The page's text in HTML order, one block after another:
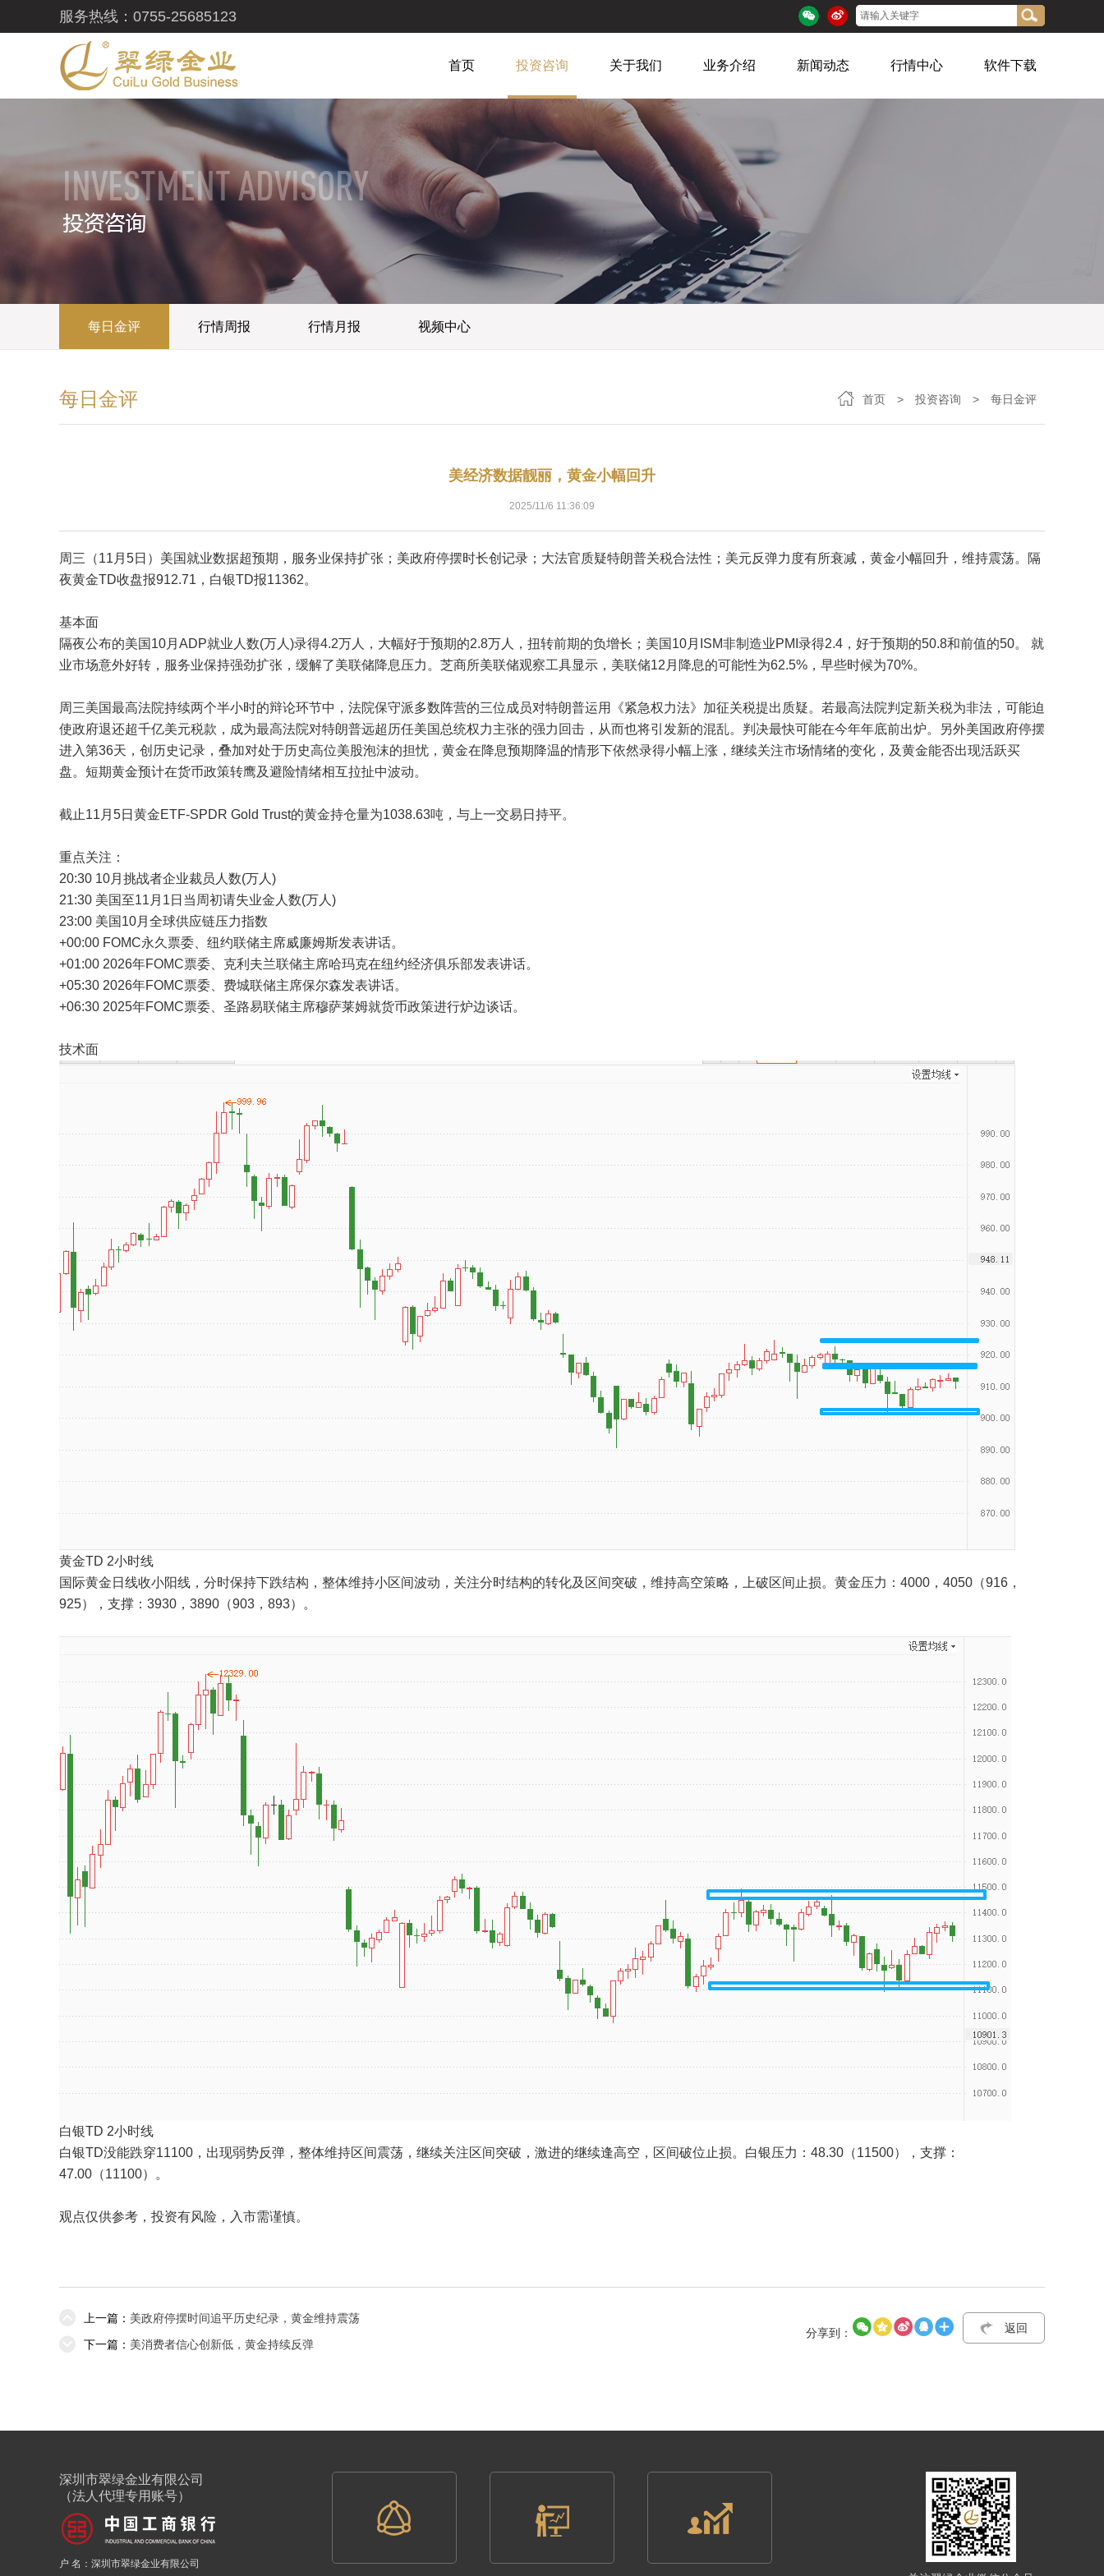
服务热线：0755-25685123
首页 投资咨询 关于我们 业务介绍 新闻动态 行情中心 软件下载
每日金评 行情周报 行情月报 视频中心
每日金评 首页 > 投资咨询 > 每日金评
美经济数据靓丽，黄金小幅回升
2025/11/6 11:36:09
周三（11月5日）美国就业数据超预期，服务业保持扩张；美政府停摆时长创记录；大法官质疑特朗普关税合法性；美元反弹力度有所衰减，黄金小幅回升，维持震荡。隔
夜黄金TD收盘报912.71，白银TD报11362。
基本面
隔夜公布的美国10月ADP就业人数(万人)录得4.2万人，大幅好于预期的2.8万人，扭转前期的负增长；美国10月ISM非制造业PMI录得2.4，好于预期的50.8和前值的50。 就
业市场意外好转，服务业保持强劲扩张，缓解了美联储降息压力。芝商所美联储观察工具显示，美联储12月降息的可能性为62.5%，早些时候为70%。
周三美国最高法院持续两个半小时的辩论环节中，法院保守派多数阵营的三位成员对特朗普运用《紧急权力法》加征关税提出质疑。若最高法院判定新关税为非法，可能迫
使政府退还超千亿美元税款，成为最高法院对特朗普远超历任美国总统权力主张的强力回击，从而也将引发新的混乱。判决最快可能在今年年底前出炉。另外美国政府停摆
进入第36天，创历史记录，叠加对处于历史高位美股泡沫的担忧，黄金在降息预期降温的情形下依然录得小幅上涨，继续关注市场情绪的变化，及黄金能否出现活跃买
盘。短期黄金预计在货币政策转鹰及避险情绪相互拉扯中波动。
截止11月5日黄金ETF-SPDR Gold Trust的黄金持仓量为1038.63吨，与上一交易日持平。
重点关注：
20:30 10月挑战者企业裁员人数(万人)
21:30 美国至11月1日当周初请失业金人数(万人)
23:00 美国10月全球供应链压力指数
+00:00 FOMC永久票委、纽约联储主席威廉姆斯发表讲话。
+01:00 2026年FOMC票委、克利夫兰联储主席哈玛克在纽约经济俱乐部发表讲话。
+05:30 2026年FOMC票委、费城联储主席保尔森发表讲话。
+06:30 2025年FOMC票委、圣路易联储主席穆萨莱姆就货币政策进行炉边谈话。
技术面
黄金TD 2小时线
国际黄金日线收小阳线，分时保持下跌结构，整体维持小区间波动，关注分时结构的转化及区间突破，维持高空策略，上破区间止损。黄金压力：4000，4050（916，
925），支撑：3930，3890（903，893）。
白银TD 2小时线
白银TD没能跌穿11100，出现弱势反弹，整体维持区间震荡，继续关注区间突破，激进的继续逢高空，区间破位止损。白银压力：48.30（11500），支撑：
47.00（11100）。
观点仅供参考，投资有风险，入市需谨慎。
上一篇： 美政府停摆时间追平历史纪录，黄金维持震荡
下一篇： 美消费者信心创新低，黄金持续反弹
返回
分享到：
深圳市翠绿金业有限公司
（法人代理专用账号）
户 名：深圳市翠绿金业有限公司